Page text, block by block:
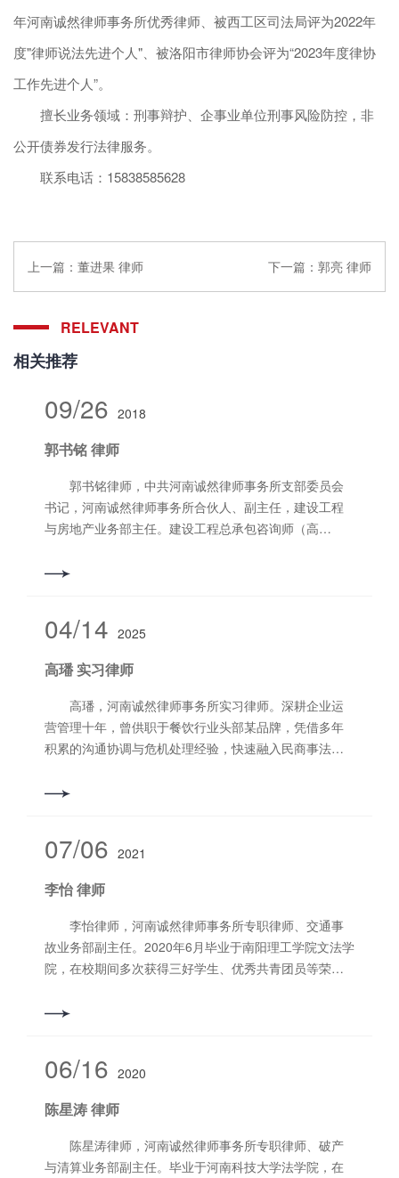
年河南诚然律师事务所优秀律师、被西工区司法局评为2022年
度"律师说法先进个人"、被洛阳市律师协会评为“2023年度律协
工作先进个人”。
擅长业务领域：刑事辩护、企事业单位刑事风险防控，非
公开债券发行法律服务。
联系电话：15838585628
上一篇： 董进果 律师 下一篇： 郭亮 律师
RELEVANT
相关推荐
09/26 2018
郭书铭 律师
郭书铭律师，中共河南诚然律师事务所支部委员会
书记，河南诚然律师事务所合伙人、副主任，建设工程
与房地产业务部主任。建设工程总承包咨询师（高
监事会监事、洛阳市涉外商事与法律服务中心监事、洛
律实务研究会理事、河南省律师协会房地产法律专业委
专业委员会副主任，洛阳市青年律师“红扣子”工程领导小
组办公室执行主任。洛阳市西工区新联会律师行业分会
秘书长。 获得荣誉：2017年度被评选为“洛阳市十佳
青年律师”，获得洛阳市残疾人联合会“爱心捐助功德无
阳市司法局评为“2018年度扫黑除恶专项斗争特别辩护团
会2021年度、2022年度、2023年度、2024年度律师工
授予“河南省律师行业优秀共产党员”称号；被河南省律师
协会授予“2021年律师行业防汛抗疫工作先进个人”称
号；被洛阳市司法局和洛阳市律师协会授予“2022年度优
事业单位常年法律顾问、非诉业务、建设工程与房地
话：13373790555
04/14 2025
高璠 实习律师
高璠，河南诚然律师事务所实习律师。深耕企业运
营管理十年，曾供职于餐饮行业头部某品牌，凭借多年
积累的沟通协调与危机处理经验，快速融入民商事法律
业运营思维与法律逻辑结合，从商业视角预判风险、梳
方案。 擅长领域：合同纠纷，民间借贷纠纷，婚姻
07/06 2021
李怡 律师
李怡律师，河南诚然律师事务所专职律师、交通事
故业务部副主任。2020年6月毕业于南阳理工学院文法学
院，在校期间多次获得三好学生、优秀共青团员等荣
秀毕业生。 擅长业务领域：刑事辩护、合同纠纷、
06/16 2020
陈星涛 律师
陈星涛律师，河南诚然律师事务所专职律师、破产
与清算业务部副主任。毕业于河南科技大学法学院，在